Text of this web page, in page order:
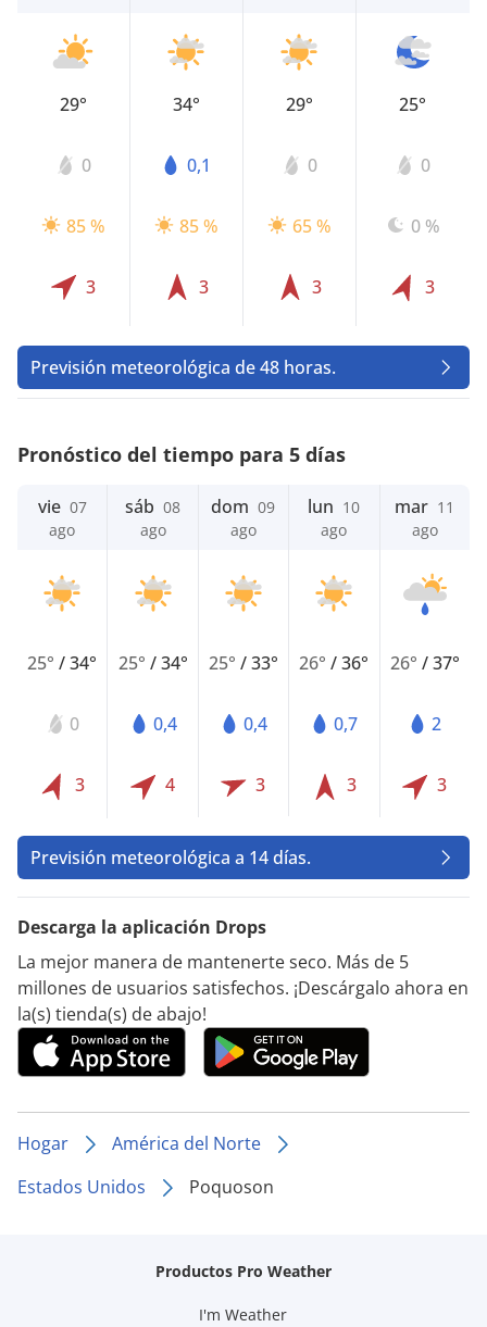
29°
0
85 %
3
34°
0,1
85 %
3
29°
0
65 %
3
25°
0
0 %
3
Previsión meteorológica de 48 horas.
Pronóstico del tiempo para 5 días
vie 07
ago
25°/34°
0
3
sáb 08
ago
25° /34°
0,4
4
dom 09
ago
25° /33°
0,4
3
lun 10
ago
26°/36°
0,7
3
mar 11
ago
26° /37°
2
3
Previsión meteorológica a 14 días.
Descarga la aplicación Drops
La mejor manera de mantenerte seco. Más de 5
millones de usuarios satisfechos. ¡Descárgalo ahora en
la(s) tienda(s) de abajo!
Hogar
América del Norte
Estados Unidos
Poquoson
Productos Pro Weather
I'm Weather